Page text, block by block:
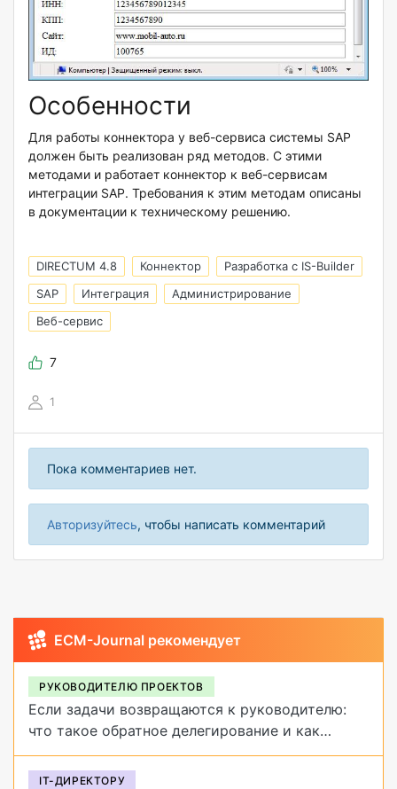
Особенности
Для работы коннектора у веб-сервиса системы SAP
должен быть реализован ряд методов. С этими
методами и работает коннектор к веб-сервисам
интеграции SAP. Требования к этим методам описаны
в документации к техническому решению.
DIRECTUM 4.8 Коннектор
Разработка с IS-Builder
SAP
Интеграция
Администрирование
Веб-сервис
7
1
Пока комментариев нет.
Авторизуйтесь, чтобы написать комментарий
ECM-Journal рекомендует
РУКОВОДИТЕЛЮ ПРОЕКТОВ
Если задачи возвращаются к руководителю:
что такое обратное делегирование и как
от него избавиться
IT-ДИРЕКТОРУ